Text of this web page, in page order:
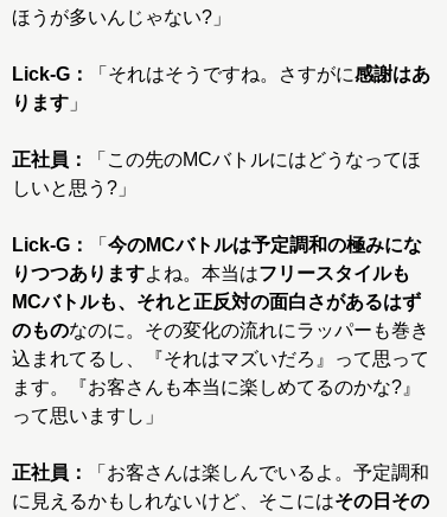
ほうが多いんじゃない?」
Lick-G： 「それはそうですね。さすがに感謝はあ
ります 」
正社員：
「この先のMCバトルにはどうなってほ
しいと思う?」
Lick-G： 「 今のMCバトルは予定調和の極みにな
りつつありますよね。本当はフリースタイルも
MCバトルも、それと正反対の面白さがあるはず
のものなのに。その変化の流れにラッパーも巻き
込まれてるし、『それはマズいだろ』って思って
ます。『お客さんも本当に楽しめてるのかな?』
って思いますし」
正社員：
「お客さんは楽しんでいるよ。予定調和
に見えるかもしれないけど、そこにはその日その